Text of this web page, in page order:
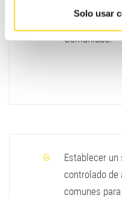
Solo usar
Comunidad.
Establecer
controlado de
comunes